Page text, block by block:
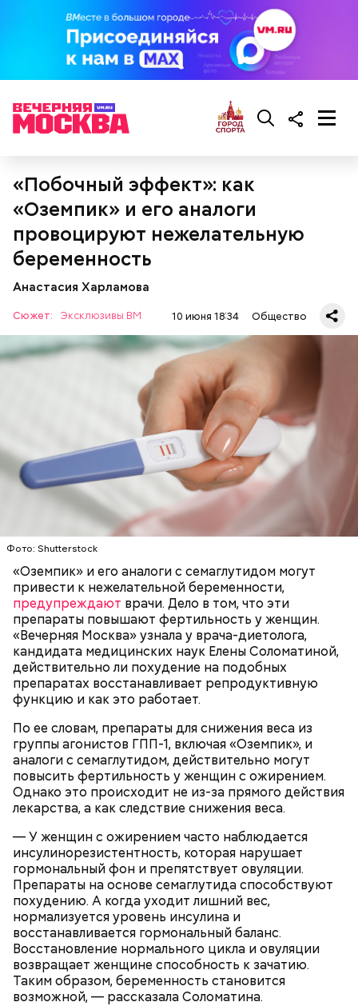
«Побочный эффект»: как
«Оземпик» и его аналоги
провоцируют нежелательную
беременность
Анастасия Харламова
Сюжет: Эксклюзивы ВМ 10 июня 18:34 Общество
Фото: Shutterstock
«Оземпик» и его аналоги с семаглутидом могут
привести к нежелательной беременности,
предупреждают врачи. Дело в том, что эти
препараты повышают фертильность у женщин.
«Вечерняя Москва» узнала у врача-диетолога,
кандидата медицинских наук Елены Соломатиной,
действительно ли похудение на подобных
препаратах восстанавливает репродуктивную
функцию и как это работает.
По ее словам, препараты для снижения веса из
группы агонистов ГПП-1, включая «Оземпик», и
аналоги с семаглутидом, действительно могут
повысить фертильность у женщин с ожирением.
Однако это происходит не из-за прямого действия
лекарства, а как следствие снижения веса.
— У женщин с ожирением часто наблюдается
инсулинорезистентность, которая нарушает
гормональный фон и препятствует овуляции.
Препараты на основе семаглутида способствуют
похудению. А когда уходит лишний вес,
нормализуется уровень инсулина и
восстанавливается гормональный баланс.
Восстановление нормального цикла и овуляции
возвращает женщине способность к зачатию.
Таким образом, беременность становится
возможной, — рассказала Соломатина.
Для заправки нужно мелко нарезать чеснок и
и нарезанной веточкой тархуна.
— Для сервировки салата необходимо выложить
все ингредиенты в чашу, поджарить слайсы сыра
на сковороде и выложить их на салат, — дополнил
Тонкости от шефа:обжаривать перцы лучше в
самом начале, чтобы они успели стать мягкими.
Глазурь
Для глазури нужны: